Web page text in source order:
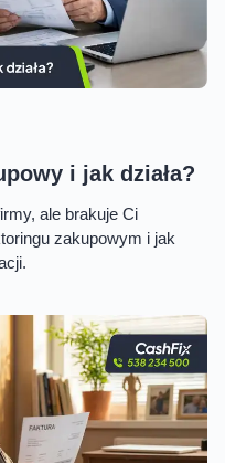
i jak działa?
ale brakuje Ci
zakupowym i jak